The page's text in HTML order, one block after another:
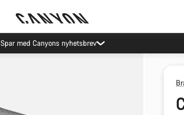
Spar med Canyons nyhetsbrev